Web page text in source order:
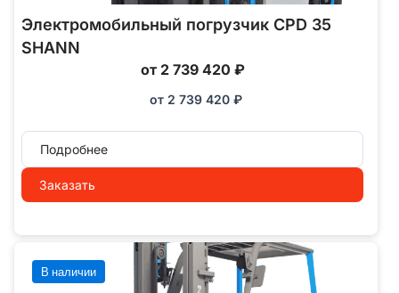
Электромобильный погрузчик CPD 35
SHANN
от 2 739 420 ₽
от 2 739 420 ₽
Подробнее
Заказать
В наличии